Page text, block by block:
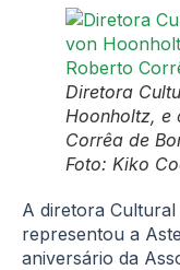
Diretora
Hoonholtz, e
Foto: Kiko
A diretora
representou a
aniversário da